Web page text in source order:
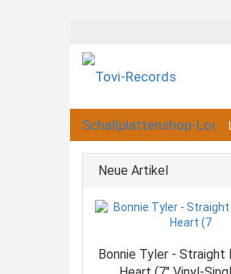
Neue Artikel
Bonnie Tyler - Straight